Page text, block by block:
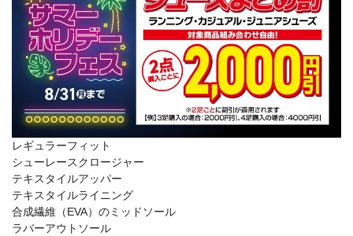
レギュラーフィット
シューレースクロージャー
テキスタイルアッパー
テキスタイルライニング
合成繊維（EVA）のミッドソール
ラバーアウトソール